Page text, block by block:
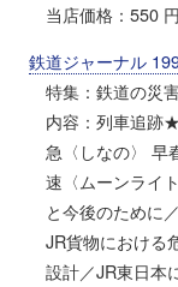
当店価格：550 円
鉄道ジャーナル
特集：鉄道の災
内容：列車追跡
急〈しなの〉 早
速〈ムーンライ
と今後のために
JR貨物における
設計／JR東日本